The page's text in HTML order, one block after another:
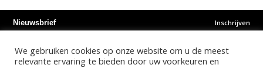
Nieuwsbrief Inschrijven
Instagram Facebook Youtube
We gebruiken cookies op onze website om u de meest
relevante ervaring te bieden door uw voorkeuren en